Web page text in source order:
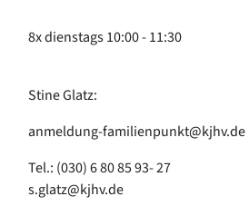
8x dienstags 10:00 - 11:30
Stine Glatz:
anmeldung-familienpunkt@kjhv.de
Tel.: (030) 6 80 85 93- 27
s.glatz@kjhv.de